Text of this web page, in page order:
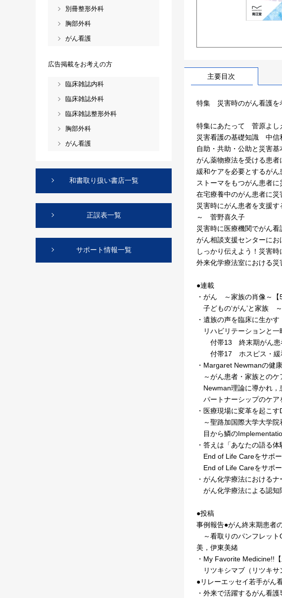
主要目次
特集 災害時のがん看護を
特集にあたって 菅原よし
災害看護の基礎知識 中信
自助・共助・公助と災害
がん薬物療法を受ける患
緩和ケアを必要とするが
ストーマをもつがん患者
在宅療養中のがん患者に
災害時にがん患者を支援
～ 菅野喜久子
災害時に医療機関でがん
がん相談支援センターに
しっかり伝えよう！災害
外来化学療法室における
●連載
・がん ～家族の肖像～【5
子どもの‘がん’と家族
・遺族の声を臨床に生か
リハビリテーションと一
付帯13 終末期がん患者
付帯17 ホスピス・緩和
・Margaret Newmanの健
～がん患者・家族とのケ
Newman理論に導かれ，
パートナーシップのケア
・医療現場に変革を起こ
～聖路加国際大学大学院
目から鱗の
・答えは「あなたの語る体
End of Life Careをサポー
End of Life Careをサポ
・がん化学療法における
がん化学療法による認
●投稿
事例報告●がん終末期患者
～看取りのパンフレット
美，伊東美緒
・My Favorite Medicine!!【
リツキシマブ（リツキ
●リレーエッセイ若手がん
・外来で活躍するがん看護
別冊整形外科
胸部外科
がん看護
広告掲載をお考えの方
臨床雑誌内科
臨床雑誌外科
臨床雑誌整形外科
胸部外科
がん看護
和書取り扱い書店一覧
正誤表一覧
サポート情報一覧